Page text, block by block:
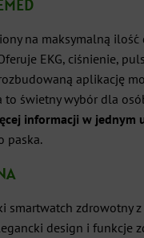
na maksymalną ilość
EKG, ciśnienie,
aplikację
to świetny wybór dla
informacji w jednym
paska.
smartwatch zdrowotny z
design i funkcje